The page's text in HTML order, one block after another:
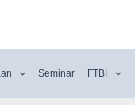
Seminar FTBI